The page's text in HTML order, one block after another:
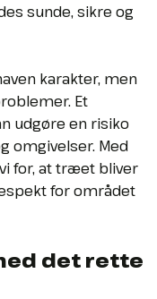
sunde, sikre og
karakter, men
Et
udgøre en risiko
omgivelser. Med
for, at træet bliver
for området
det rette